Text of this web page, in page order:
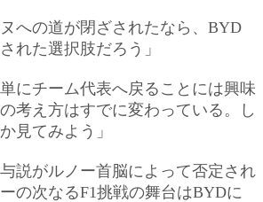
ヌへの道が閉ざされたなら、BYD
れた選択肢だろう」
にチーム代表へ戻ることには興味
考え方はすでに変わっている。し
見てみよう」
説がルノー首脳によって否定され
の次なるF1挑戦の舞台はBYDに